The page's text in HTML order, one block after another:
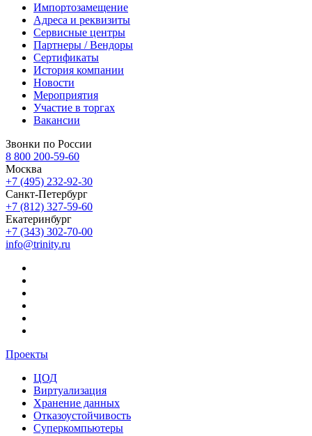
Импортозамещение
Адреса и реквизиты
Сервисные центры
Партнеры / Вендоры
Сертификаты
История компании
Новости
Мероприятия
Участие в торгах
Вакансии
Звонки по России
8 800 200-59-60
Москва
+7 (495) 232-92-30
Санкт-Петербург
+7 (812) 327-59-60
Екатеринбург
+7 (343) 302-70-00
info@trinity.ru
Проекты
ЦОД
Виртуализация
Хранение данных
Отказоустойчивость
Суперкомпьютеры